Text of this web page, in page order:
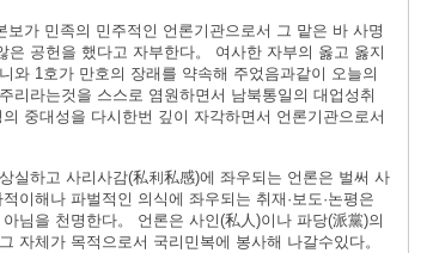
가 민족의 민주적인 언론기관으로서 그 맡은 바 사명
공헌을 했다고 자부한다。 여사한 자부의 옳고 옳지
1호가 만호의 장래를 약속해 주었음과같이 오늘의
리라는것을 스스로 염원하면서 남북통일의 대업성취
중대성을 다시한번 깊이 자각하면서 언론기관으로서
실하고 사리사감(私利私感)에 좌우되는 언론은 벌써 사
이해나 파벌적인 의식에 좌우되는 취재·보도·논평은
님을 천명한다。 언론은 사인(私人)이나 파당(派黨)의
자체가 목적으로서 국리민복에 봉사해 나갈수있다。